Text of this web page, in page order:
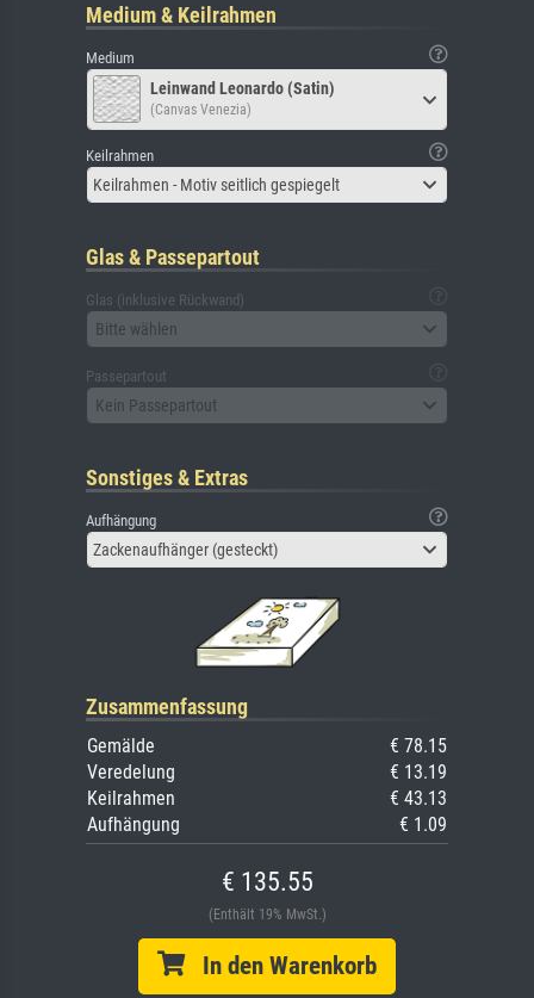
Medium & Keilrahmen
Medium
Leinwand Leonardo (Satin)
(Canvas Venezia)
Keilrahmen
Keilrahmen - Motiv seitlich gespiegelt
Glas & Passepartout
Glas (inklusive Rückwand)
Bitte wählen
Passepartout
Kein Passepartout
Sonstiges & Extras
Aufhängung
Zackenaufhänger (gesteckt)
Zusammenfassung
Gemälde
€ 78.15
Veredelung
€ 13.19
Keilrahmen
€ 43.13
Aufhängung
€ 1.09
€ 135.55
(Enthält 19% MwSt.)
In den Warenkorb